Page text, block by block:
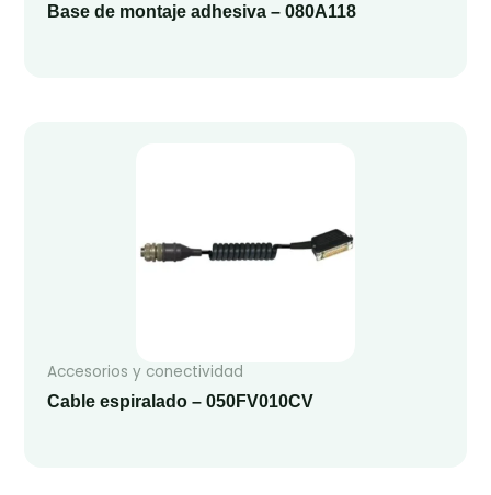
Base de montaje adhesiva – 080A118
Accesorios y conectividad
Cable espiralado – 050FV010CV